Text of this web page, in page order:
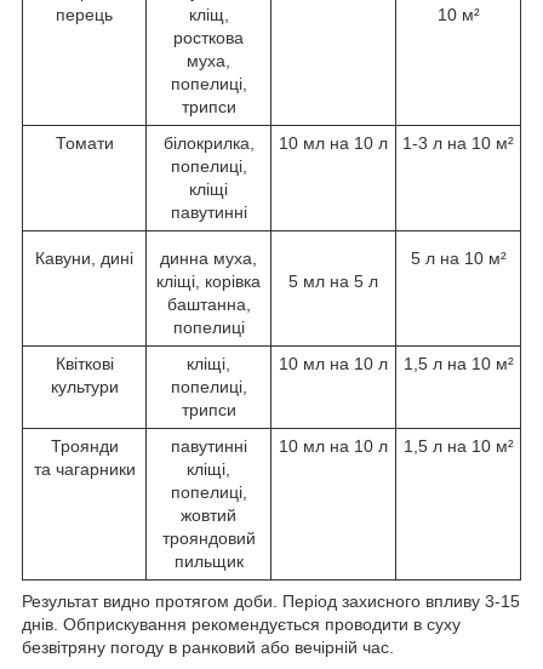
перець
кліщ,
росткова
муха,
попелиці,
трипси
10 м²
Томати
білокрилка,
попелиці,
кліщі
павутинні
10 мл на 10 л 1-3 л на 10 м²
Кавуни, дині
динна муха,
кліщі, корівка
баштанна,
попелиці
5 мл на 5 л
5 л на 10 м²
Квіткові
культури
кліщі,
попелиці,
трипси
10 мл на 10 л 1,5 л на 10 м²
Троянди
та чагарники
павутинні
кліщі,
попелиці,
жовтий
трояндовий
пильщик
10 мл на 10 л 1,5 л на 10 м²
Результат видно протягом доби. Період захисного впливу 3-15
днів. Обприскування рекомендується проводити в суху
безвітряну погоду в ранковий або вечірній час.